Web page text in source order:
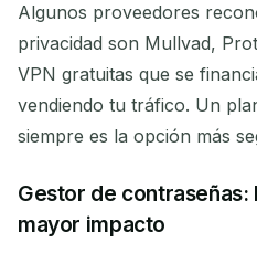
Algunos proveedores
privacidad son Mullvad,
VPN gratuitas que se
vendiendo tu tráfico. Un
siempre es la opción más
Gestor de contraseñas:
mayor impacto